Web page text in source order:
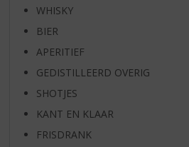
WHISKY
BIER
APERITIEF
GEDISTILLEERD OVERIG
SHOTJES
KANT EN KLAAR
FRISDRANK